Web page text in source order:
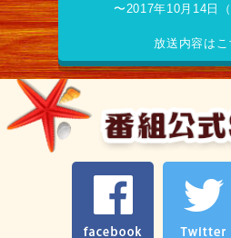
〜2017年10月14日
放送内容はこ
facebook